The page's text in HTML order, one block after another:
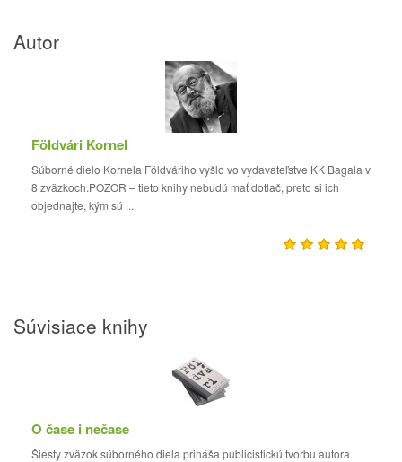
Autor
Földvári Kornel
Súborné dielo Kornela Földváriho vyšlo vo vydavateľstve KK Bagala v
8 zväzkoch.POZOR – tieto knihy nebudú mať dotlač, preto si ich
objednajte, kým sú ...
Súvisiace knihy
O čase i nečase
Šiesty zväzok súborného diela prináša publicistickú tvorbu autora.